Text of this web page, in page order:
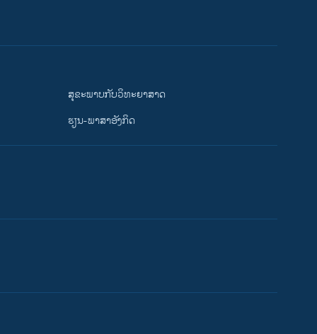
ສຸຂະພາບກັບວິທະຍາສາດ
ຮຽນ-ພາສາອັງກິດ